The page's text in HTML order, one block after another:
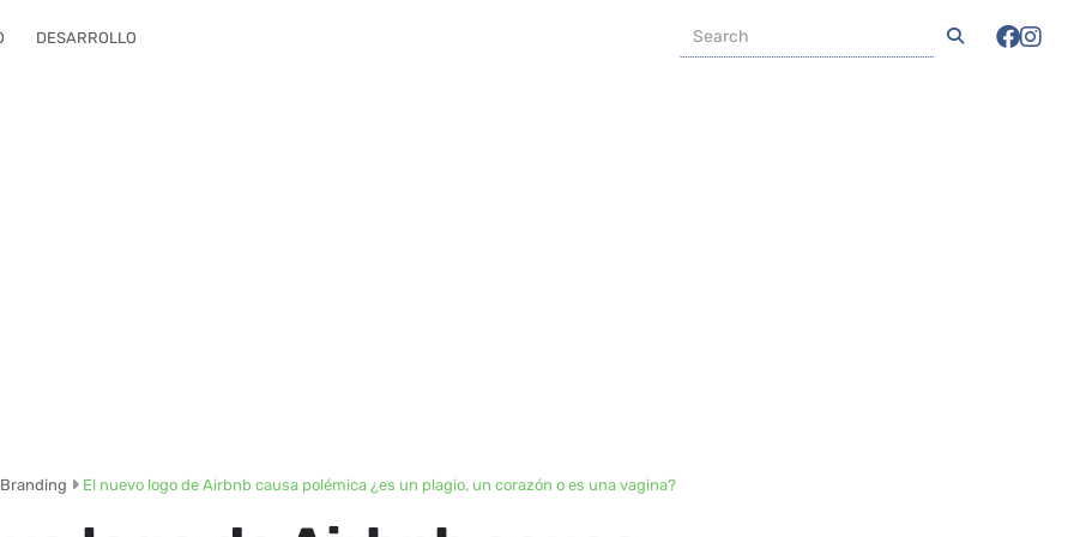
DESARROLLO
Branding El nuevo logo de Airbnb causa polémica ¿es un plagio, un corazón o es una vagina?